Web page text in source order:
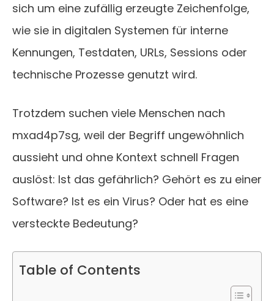
sich um eine zufällig erzeugte Zeichenfolge,
wie sie in digitalen Systemen für interne
Kennungen, Testdaten, URLs, Sessions oder
technische Prozesse genutzt wird.
Trotzdem suchen viele Menschen nach
mxad4p7sg, weil der Begriff ungewöhnlich
aussieht und ohne Kontext schnell Fragen
auslöst: Ist das gefährlich? Gehört es zu einer
Software? Ist es ein Virus? Oder hat es eine
versteckte Bedeutung?
Table of Contents